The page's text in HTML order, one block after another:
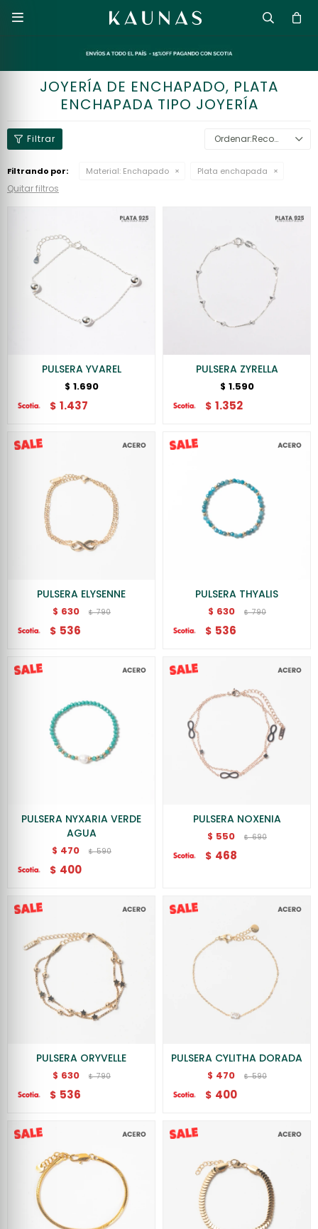

JOYERÍA DE ENCHAPADO, PLATA
ENCHAPADA TIPO JOYERÍA
Recomendados
Filtrando por: Material: Enchapado Plata enchapada
Quitar filtros
PULSERA YVAREL
$ 1.690
$ 1.437
PULSERA ZYRELLA
$ 1.590
$ 1.352
PULSERA ELYSENNE
$ 630 $ 790
$ 536
PULSERA THYALIS
$ 630 $ 790
$ 536
PULSERA NYXARIA VERDE
AGUA
$ 470 $ 590
$ 400
PULSERA NOXENIA
$ 550 $ 690
$ 468
PULSERA ORYVELLE
$ 630 $ 790
$ 536
PULSERA CYLITHA DORADA
$ 470 $ 590
$ 400